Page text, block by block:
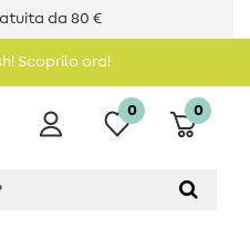
da 80 €
Scoprilo ora!
0 0